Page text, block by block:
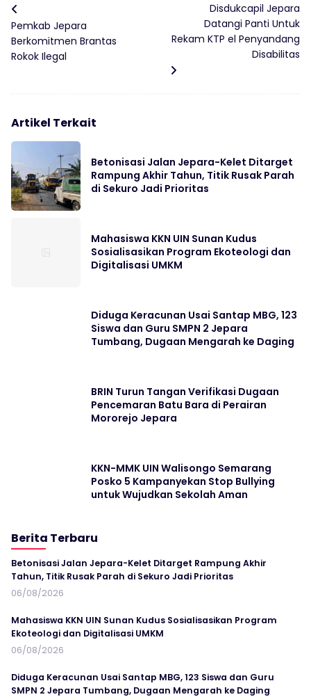
Pemkab Jepara
Berkomitmen Brantas
Rokok Ilegal
Disdukcapil Jepara
Datangi Panti Untuk
Rekam KTP el Penyandang
Disabilitas
Artikel Terkait
Betonisasi Jalan Jepara-Kelet Ditarget
Rampung Akhir Tahun, Titik Rusak Parah
di Sekuro Jadi Prioritas
Mahasiswa KKN UIN Sunan Kudus
Sosialisasikan Program Ekoteologi dan
Digitalisasi UMKM
Diduga Keracunan Usai Santap MBG, 123
Siswa dan Guru SMPN 2 Jepara
Tumbang, Dugaan Mengarah ke Daging
BRIN Turun Tangan Verifikasi Dugaan
Pencemaran Batu Bara di Perairan
Mororejo Jepara
KKN-MMK UIN Walisongo Semarang
Posko 5 Kampanyekan Stop Bullying
untuk Wujudkan Sekolah Aman
Berita Terbaru
Betonisasi Jalan Jepara-Kelet Ditarget Rampung Akhir
Tahun, Titik Rusak Parah di Sekuro Jadi Prioritas
06/08/2026
Mahasiswa KKN UIN Sunan Kudus Sosialisasikan Program
Ekoteologi dan Digitalisasi UMKM
06/08/2026
Diduga Keracunan Usai Santap MBG, 123 Siswa dan Guru
SMPN 2 Jepara Tumbang, Dugaan Mengarah ke Daging